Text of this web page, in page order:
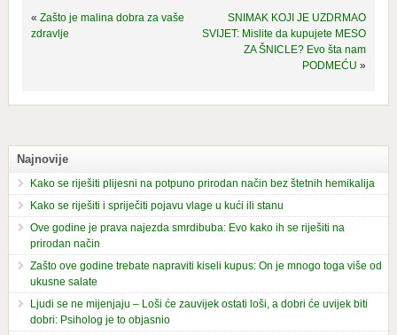
« Zašto je malina dobra za vaše
zdravlje
SNIMAK KOJI JE UZDRMAO
SVIJET: Mislite da kupujete MESO
ZA ŠNICLE? Evo šta nam
PODMEĆU »
Najnovije
Kako se riješiti plijesni na potpuno prirodan način bez štetnih hemikalija
Kako se riješiti i spriječiti pojavu vlage u kući ili stanu
Ove godine je prava najezda smrdibuba: Evo kako ih se riješiti na
prirodan način
Zašto ove godine trebate napraviti kiseli kupus: On je mnogo toga više od
ukusne salate
Ljudi se ne mijenjaju – Loši će zauvijek ostati loši, a dobri će uvijek biti
dobri: Psiholog je to objasnio